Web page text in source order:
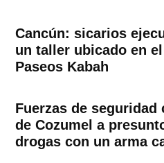
Cancún: sicarios
un taller ubicado en
Paseos Kabah
Fuerzas de
de Cozumel a
drogas con un arma